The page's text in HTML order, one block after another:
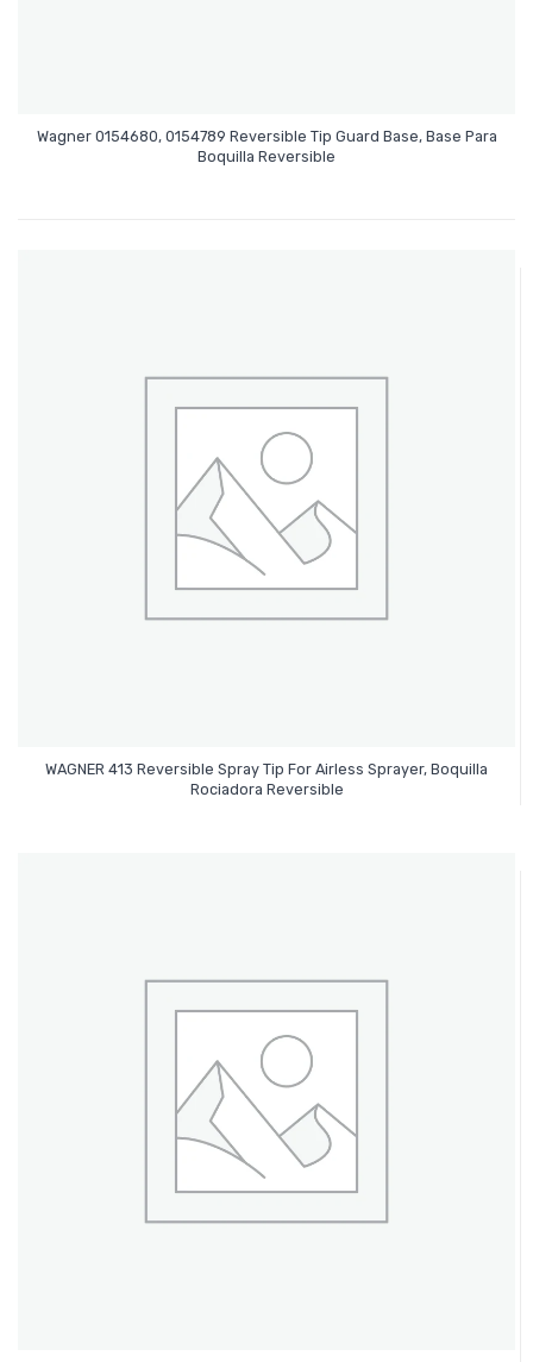
Wagner 0154680, 0154789 Reversible Tip Guard Base, Base Para
Boquilla Reversible
Leer Más
WAGNER 413 Reversible Spray Tip For Airless Sprayer, Boquilla
Rociadora Reversible
Leer Más